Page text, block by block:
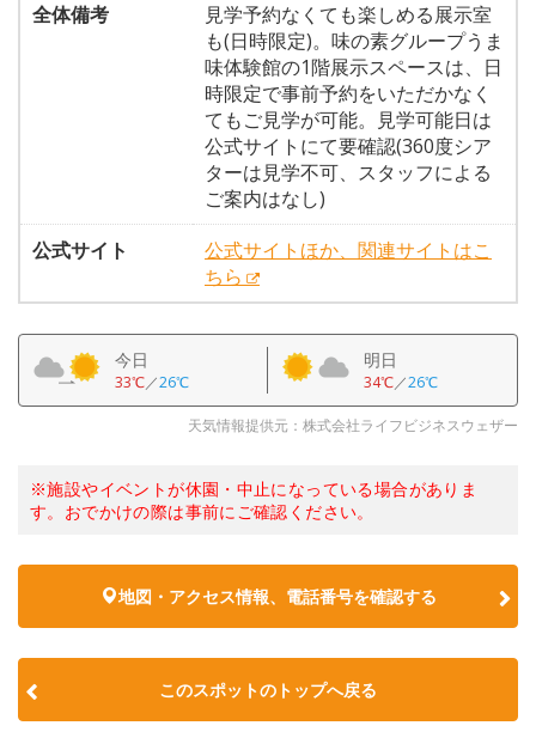
全体備考
見学予約なくても楽しめる展示室
も(日時限定)。味の素グループうま
味体験館の1階展示スペースは、日
時限定で事前予約をいただかなく
てもご見学が可能。見学可能日は
公式サイトにて要確認(360度シア
ターは見学不可、スタッフによる
ご案内はなし)
公式サイト
公式サイトほか、関連サイトはこ
ちら
今日
33℃／26℃
明日
34℃／26℃
天気情報提供元：株式会社ライフビジネスウェザー
※施設やイベントが休園・中止になっている場合がありま
す。おでかけの際は事前にご確認ください。
地図・アクセス情報、電話番号を確認する
このスポットのトップへ戻る